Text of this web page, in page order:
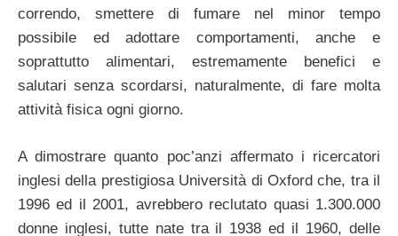
correndo, smettere di fumare nel minor tempo
possibile ed adottare comportamenti, anche e
soprattutto alimentari, estremamente benefici e
salutari senza scordarsi, naturalmente, di fare molta
attività fisica ogni giorno.
A dimostrare quanto poc’anzi affermato i ricercatori
inglesi della prestigiosa Università di Oxford che, tra il
1996 ed il 2001, avrebbero reclutato quasi 1.300.000
donne inglesi, tutte nate tra il 1938 ed il 1960, delle